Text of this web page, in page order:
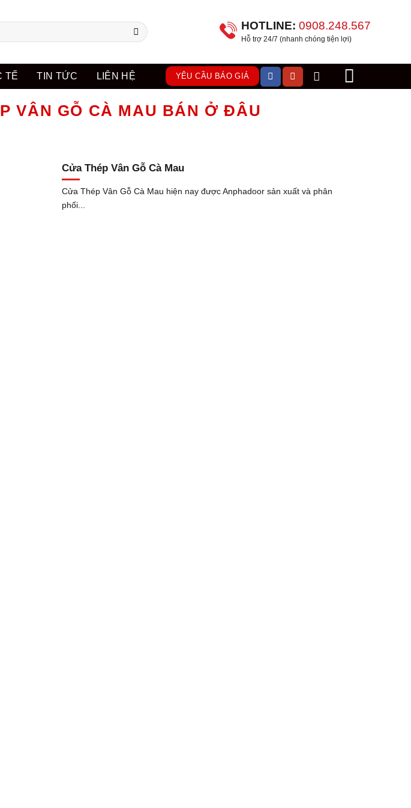
HOTLINE: 0908.248.567
Hỗ trợ 24/7 (nhanh chóng tiện lợi)
TẾ TIN TỨC LIÊN HỆ YÊU CẦU BÁO GIÁ
VÂN GỖ CÀ MAU BÁN Ở ĐÂU
Cửa Thép Vân Gỗ Cà Mau
Cửa Thép Vân Gỗ Cà Mau hiện nay được Anphadoor sản xuất và phân
phối...